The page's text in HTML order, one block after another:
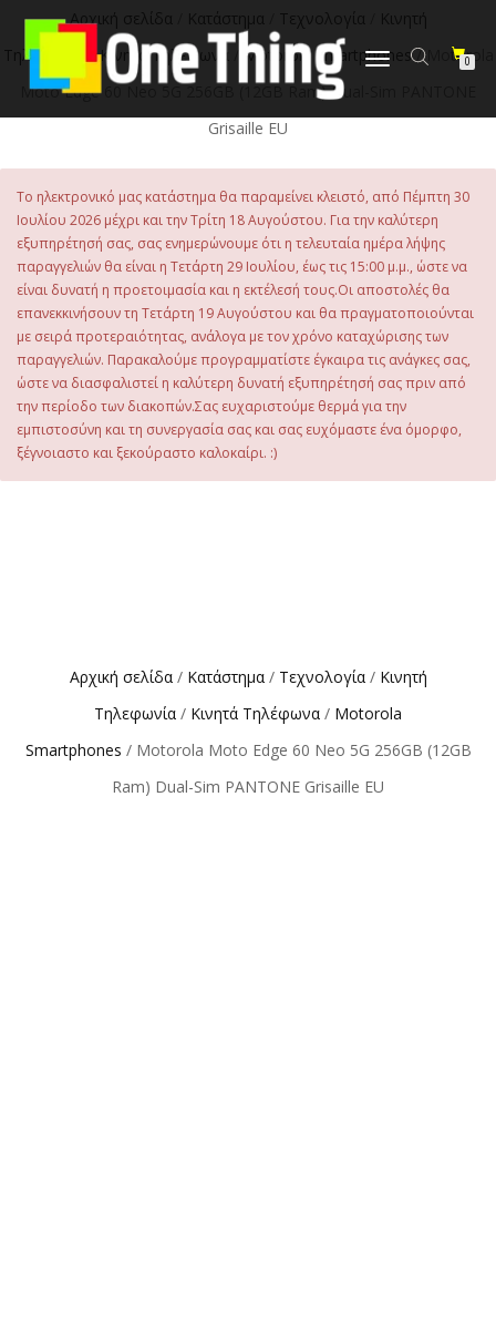
περιεχόμενο
Εναλλαγή
0
Αρχική σελίδα Κατάστημα Τεχνολογία
Κινητή
Τηλεφωνία
/Κινητά Τηλέφωνα Motorola Smartphones/ Motorola
Moto Edge 60 Neo 5G 256GB (12GB Ram) Dual-Sim PANTONE
Grisaille EU
Το ηλεκτρονικό μας κατάστημα θα παραμείνει κλειστό, από Πέμπτη 30
Ιουλίου 2026 μέχρι και την Τρίτη 18 Αυγούστου. Για την καλύτερη
εξυπηρέτησή σας, σας ενημερώνουμε ότι η τελευταία ημέρα λήψης
παραγγελιών θα είναι η Τετάρτη 29 Ιουλίου, έως τις 15:00 μ.μ., ώστε να
είναι δυνατή η προετοιμασία και η εκτέλεσή τους.Οι αποστολές θα
επανεκκινήσουν τη Τετάρτη 19 Αυγούστου και θα πραγματοποιούνται
με σειρά προτεραιότητας, ανάλογα με τον χρόνο καταχώρισης των
παραγγελιών. Παρακαλούμε προγραμματίστε έγκαιρα τις ανάγκες σας,
ώστε να διασφαλιστεί η καλύτερη δυνατή εξυπηρέτησή σας πριν από
την περίοδο των διακοπών.Σας ευχαριστούμε θερμά για την
εμπιστοσύνη και τη συνεργασία σας και σας ευχόμαστε ένα όμορφο,
ξέγνοιαστο και ξεκούραστο καλοκαίρι. :)
Αρχική σελίδα/ Κατάστημα/ Τεχνολογία/ Κινητή
Τηλεφωνία / Κινητά Τηλέφωνα / Motorola
Smartphones / Motorola Moto Edge 60 Neo 5G 256GB (12GB
Ram) Dual-Sim PANTONE Grisaille EU